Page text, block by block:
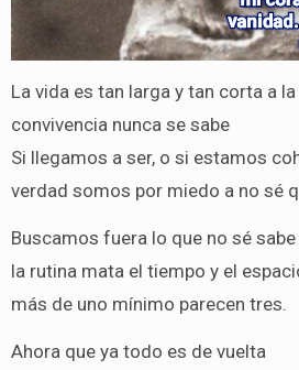
La vida es tan larga y tan corta a
convivencia nunca se sabe
Si llegamos a ser, o si estamos
verdad somos por miedo a no sé
Buscamos fuera lo que no sé sabe
la rutina mata el tiempo y el
más de uno mínimo parecen tres.
Ahora que ya todo es de vuelta